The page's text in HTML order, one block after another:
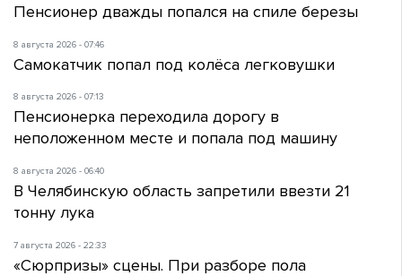
Пенсионер дважды попался на спиле березы
8 августа 2026 - 07:46
Самокатчик попал под колёса легковушки
8 августа 2026 - 07:13
Пенсионерка переходила дорогу в
неположенном месте и попала под машину
8 августа 2026 - 06:40
В Челябинскую область запретили ввезти 21
тонну лука
7 августа 2026 - 22:33
«Сюрпризы» сцены. При разборе пола